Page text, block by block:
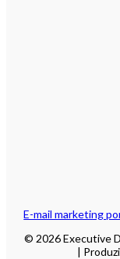
E-mail marketing
© 2026 Executive
|